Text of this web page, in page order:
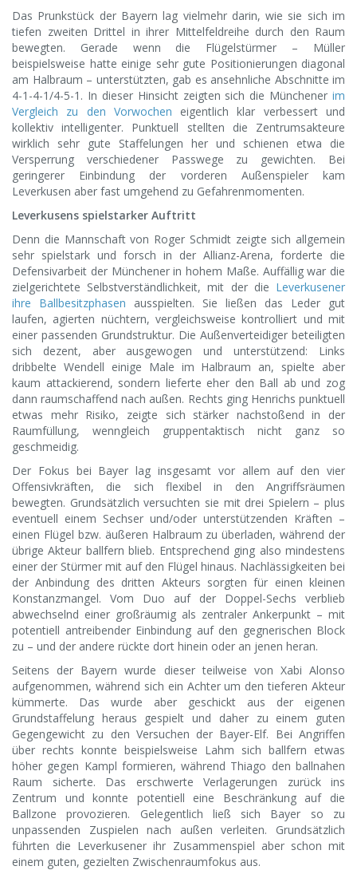
Das Prunkstück der Bayern lag vielmehr darin, wie sie sich im
tiefen zweiten Drittel in ihrer Mittelfeldreihe durch den Raum
bewegten. Gerade wenn die Flügelstürmer – Müller
beispielsweise hatte einige sehr gute Positionierungen diagonal
am Halbraum – unterstützten, gab es ansehnliche Abschnitte im
4-1-4-1/4-5-1. In dieser Hinsicht zeigten sich die Münchener im
Vergleich zu den Vorwochen eigentlich klar verbessert und
kollektiv intelligenter. Punktuell stellten die Zentrumsakteure
wirklich sehr gute Staffelungen her und schienen etwa die
Versperrung verschiedener Passwege zu gewichten. Bei
geringerer Einbindung der vorderen Außenspieler kam
Leverkusen aber fast umgehend zu Gefahrenmomenten.
Leverkusens spielstarker Auftritt
Denn die Mannschaft von Roger Schmidt zeigte sich allgemein
sehr spielstark und forsch in der Allianz-Arena, forderte die
Defensivarbeit der Münchener in hohem Maße. Auffällig war die
zielgerichtete Selbstverständlichkeit, mit der die Leverkusener
ihre Ballbesitzphasen ausspielten. Sie ließen das Leder gut
laufen, agierten nüchtern, vergleichsweise kontrolliert und mit
einer passenden Grundstruktur. Die Außenverteidiger beteiligten
sich dezent, aber ausgewogen und unterstützend: Links
dribbelte Wendell einige Male im Halbraum an, spielte aber
kaum attackierend, sondern lieferte eher den Ball ab und zog
dann raumschaffend nach außen. Rechts ging Henrichs punktuell
etwas mehr Risiko, zeigte sich stärker nachstoßend in der
Raumfüllung, wenngleich gruppentaktisch nicht ganz so
geschmeidig.
Der Fokus bei Bayer lag insgesamt vor allem auf den vier
Offensivkräften, die sich flexibel in den Angriffsräumen
bewegten. Grundsätzlich versuchten sie mit drei Spielern – plus
eventuell einem Sechser und/oder unterstützenden Kräften –
einen Flügel bzw. äußeren Halbraum zu überladen, während der
übrige Akteur ballfern blieb. Entsprechend ging also mindestens
einer der Stürmer mit auf den Flügel hinaus. Nachlässigkeiten bei
der Anbindung des dritten Akteurs sorgten für einen kleinen
Konstanzmangel. Vom Duo auf der Doppel-Sechs verblieb
abwechselnd einer großräumig als zentraler Ankerpunkt – mit
potentiell antreibender Einbindung auf den gegnerischen Block
zu – und der andere rückte dort hinein oder an jenen heran.
Seitens der Bayern wurde dieser teilweise von Xabi Alonso
aufgenommen, während sich ein Achter um den tieferen Akteur
kümmerte. Das wurde aber geschickt aus der eigenen
Grundstaffelung heraus gespielt und daher zu einem guten
Gegengewicht zu den Versuchen der Bayer-Elf. Bei Angriffen
über rechts konnte beispielsweise Lahm sich ballfern etwas
höher gegen Kampl formieren, während Thiago den ballnahen
Raum sicherte. Das erschwerte Verlagerungen zurück ins
Zentrum und konnte potentiell eine Beschränkung auf die
Ballzone provozieren. Gelegentlich ließ sich Bayer so zu
unpassenden Zuspielen nach außen verleiten. Grundsätzlich
führten die Leverkusener ihr Zusammenspiel aber schon mit
einem guten, gezielten Zwischenraumfokus aus.